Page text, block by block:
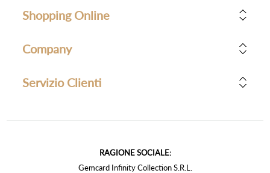
Shopping Online
Company
Servizio Clienti
RAGIONE SOCIALE:
Gemcard Infinity Collection S.R.L.